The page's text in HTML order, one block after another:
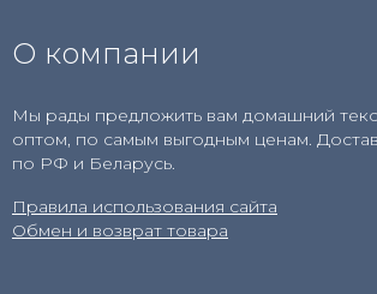
О компании
Мы рады предложить вам домашний
оптом, по самым выгодным ценам.
по РФ и Беларусь.
Правила использования сайта
Обмен и возврат товара